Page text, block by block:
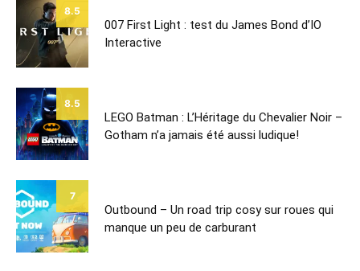
8.5
007 First Light : test du James Bond d’IO
Interactive
8.5
LEGO Batman : L’Héritage du Chevalier Noir –
Gotham n’a jamais été aussi ludique!
7
Outbound – Un road trip cosy sur roues qui
manque un peu de carburant